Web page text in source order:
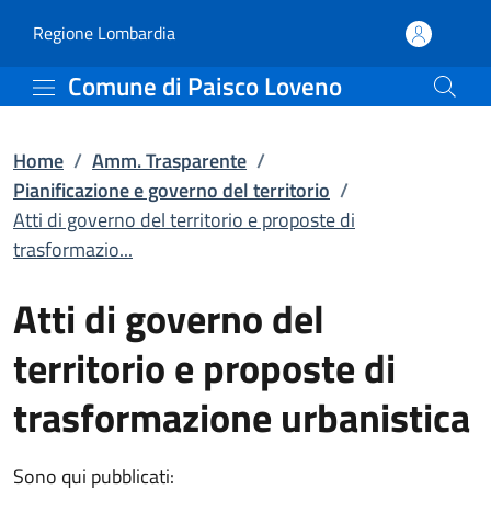
Atti di governo del
Regione Lombardia(apre in un'altra scheda).
Comune di Paisco Loveno
Home / Amm. Trasparente /
Pianificazione e governo del territorio /
Atti di governo del territorio e proposte di
trasformazio...
Atti di governo del
territorio e proposte di
trasformazione urbanistica
Sono qui pubblicati: